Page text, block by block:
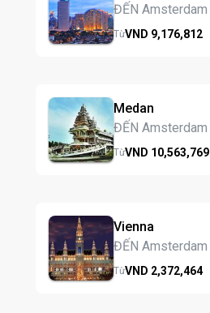
ĐẾN Amsterdam
TừVND 9,176,812
Medan
ĐẾN Amsterdam
TừVND 10,563,769
Vienna
ĐẾN Amsterdam
TừVND 2,372,464